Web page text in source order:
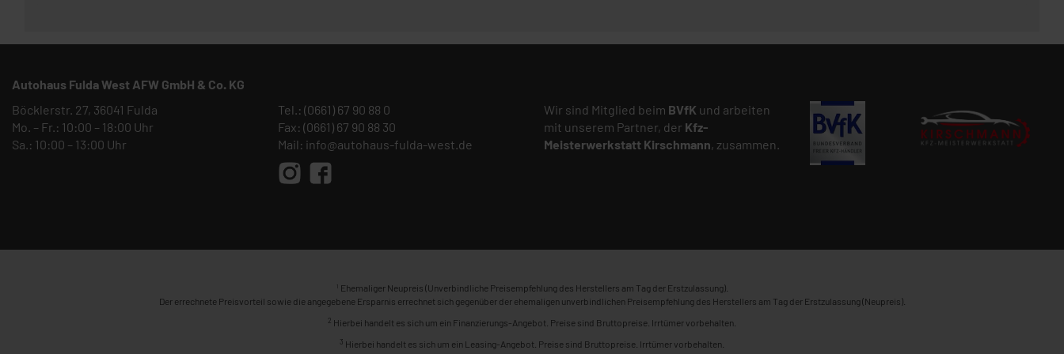
Autohaus Fulda West AFW GmbH & Co. KG
Böcklerstr. 27, 36041 Fulda
Mo. – Fr.: 10:00 – 18:00 Uhr
Sa.: 10:00 – 13:00 Uhr
Tel.: (0661) 67 90 88 0
Fax: (0661) 67 90 88 30
Mail: info@autohaus-fulda-west.de
Wir sind Mitglied beim BVfK und arbeiten
mit unserem Partner, der Kfz-
Meisterwerkstatt Kirschmann, zusammen.
1 Ehemaliger Neupreis (Unverbindliche Preisempfehlung des Herstellers am Tag der Erstzulassung).
Der errechnete Preisvorteil sowie die angegebene Ersparnis errechnet sich gegenüber der ehemaligen unverbindlichen Preisempfehlung des Herstellers am Tag der Erstzulassung (Neupreis).
2 Hierbei handelt es sich um ein Finanzierungs-Angebot. Preise sind Bruttopreise. Irrtümer vorbehalten.
3 Hierbei handelt es sich um ein Leasing-Angebot. Preise sind Bruttopreise. Irrtümer vorbehalten.